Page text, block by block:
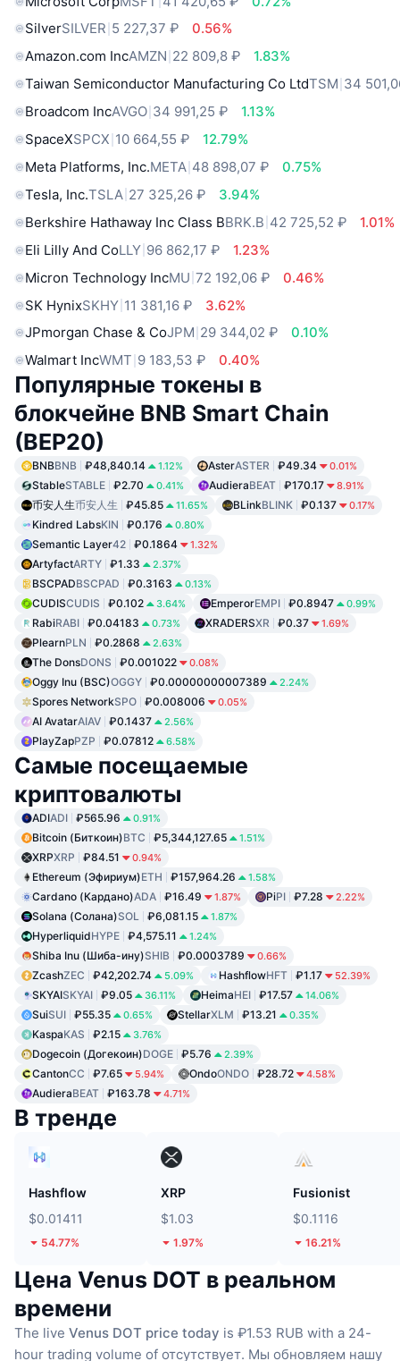
SilverSILVER 5 227,37 ₽
0.56%
Amazon.com IncAMZN 22 809,8 ₽
1.83%
Taiwan Semiconductor Manufacturing Co LtdTSM 34
Broadcom IncAVGO 34 991,25 ₽
1.13%
SpaceXSPCX 10 664,55 ₽
12.79%
Meta Platforms, Inc.META 48 898,07 ₽
0.75%
Tesla, Inc.TSLA 27 325,26 ₽
3.94%
Berkshire Hathaway Inc Class BBRK.B 42 725,52 ₽
1.01%
Eli Lilly And CoLLY 96 862,17 ₽
1.23%
Micron Technology IncMU 72 192,06 ₽
0.46%
SK HynixSKHY 11 381,16 ₽
3.62%
JPmorgan Chase & CoJPM 29 344,02 ₽
0.10%
Walmart IncWMT 9 183,53 ₽ 0.40%
Популярные токены в
блокчейне BNB Smart Chain
(BEP20)
BNBBNB ₽48,840.14 1.12% AsterASTER ₽49.34 0.01%
StableSTABLE ₽2.70 0.41% AudieraBEAT ₽170.17 8.91%
币安人生币安人生 ₽45.85 11.65% BLinkBLINK ₽0.137 0.17%
Kindred LabsKIN ₽0.176 0.80%
Semantic Layer42 ₽0.1864 1.32%
ArtyfactARTY ₽1.33 2.37%
BSCPADBSCPAD ₽0.3163 0.13%
CUDISCUDIS ₽0.102 3.64% EmperorEMPI ₽0.8947 0.99%
RabiRABI ₽0.04183 0.73% XRADERSXR ₽0.37 1.69%
PlearnPLN ₽0.2868 2.63%
The DonsDONS ₽0.001022 0.08%
Oggy Inu (BSC)OGGY ₽0.00000000007389 2.24%
Spores NetworkSPO ₽0.008006 0.05%
AI AvatarAIAV ₽0.1437 2.56%
PlayZapPZP ₽0.07812 6.58%
Самые посещаемые
криптовалюты
ADIADI ₽565.96 0.91%
Bitcoin (Биткоин)BTC ₽5,344,127.65 1.51%
XRPXRP ₽84.51 0.94%
Ethereum (Эфириум)ETH ₽157,964.26 1.58%
Cardano (Кардано)ADA ₽16.49 1.87% PiPI ₽7.28 2.22%
Solana (Солана)SOL ₽6,081.15 1.87%
HyperliquidHYPE ₽4,575.11 1.24%
Shiba Inu (Шиба-ину)SHIB ₽0.0003789 0.66%
ZcashZEC ₽42,202.74 5.09% HashflowHFT ₽1.17 52.39%
SKYAISKYAI ₽9.05 36.11% HeimaHEI ₽17.57 14.06%
SuiSUI ₽55.35 0.65% StellarXLM ₽13.21 0.35%
KaspaKAS ₽2.15 3.76%
Dogecoin (Догекоин)DOGE ₽5.76 2.39%
CantonCC ₽7.65 5.94% OndoONDO ₽28.72 4.58%
AudieraBEAT ₽163.78 4.71%
В тренде
Hashflow
$0.01411
54.77%
XRP
$1.03
1.97%
Fusionist
$0.1116
16.21%
Цена Venus DOT в реальном
времени
The live Venus DOT price today is ₽1.53 RUB with a 24-
hour trading volume of отсутствует. Мы обновляем нашу